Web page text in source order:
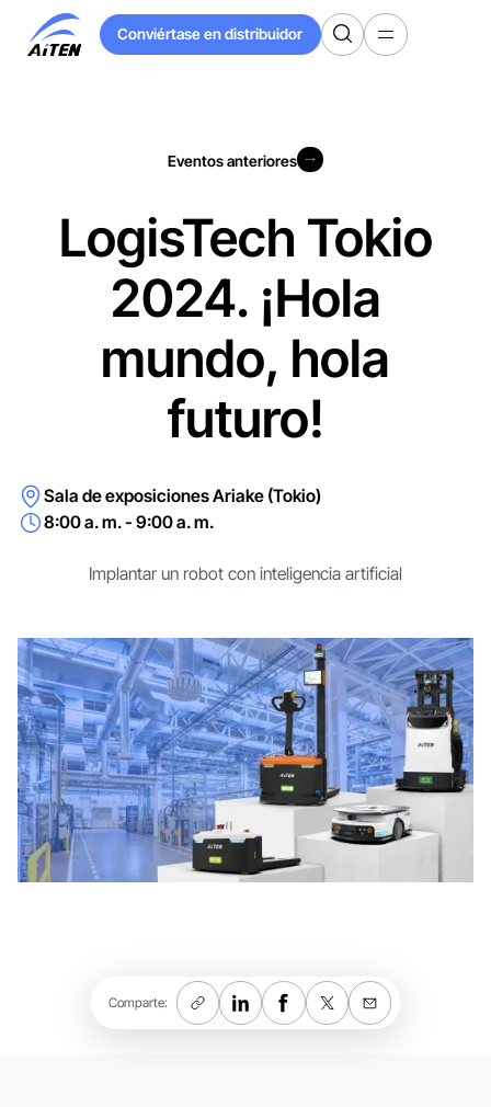
contenido
Conviértase en distribuidor
Conviértase en distribuidor
Eventos anteriores
LogisTech Tokio
2024. ¡Hola
mundo, hola
futuro!
Sala de exposiciones Ariake (Tokio)
8:00 a. m. - 9:00 a. m.
Implantar un robot con inteligencia artificial
Comparte: